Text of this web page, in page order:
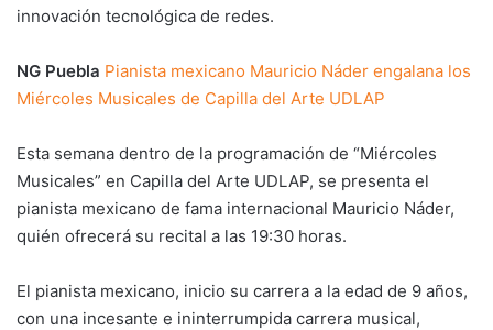
innovación tecnológica de redes.
NG Puebla Pianista mexicano Mauricio Náder engalana los
Miércoles Musicales de Capilla del Arte UDLAP
Esta semana dentro de la programación de “Miércoles
Musicales” en Capilla del Arte UDLAP, se presenta el
pianista mexicano de fama internacional Mauricio Náder,
quién ofrecerá su recital a las 19:30 horas.
El pianista mexicano, inicio su carrera a la edad de 9 años,
con una incesante e ininterrumpida carrera musical,